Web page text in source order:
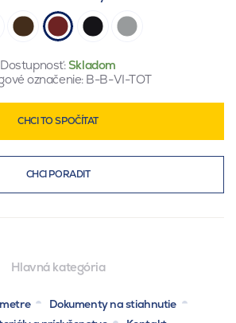
Dostupnosť:Skladom
označenie: B-B-VI-TOT
CHCI TO SPOČÍTAT
CHCI PORADIT
Hlavná kategória
Dokumenty na stiahnutie